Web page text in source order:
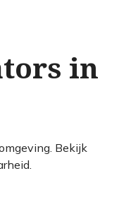
in
Bekijk